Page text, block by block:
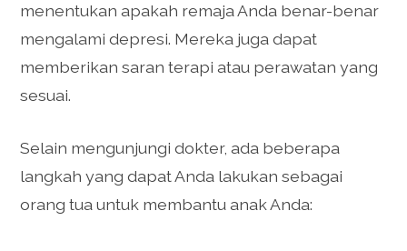
menentukan apakah remaja Anda benar-benar
mengalami depresi. Mereka juga dapat
memberikan saran terapi atau perawatan yang
sesuai.
Selain mengunjungi dokter, ada beberapa
langkah yang dapat Anda lakukan sebagai
orang tua untuk membantu anak Anda: